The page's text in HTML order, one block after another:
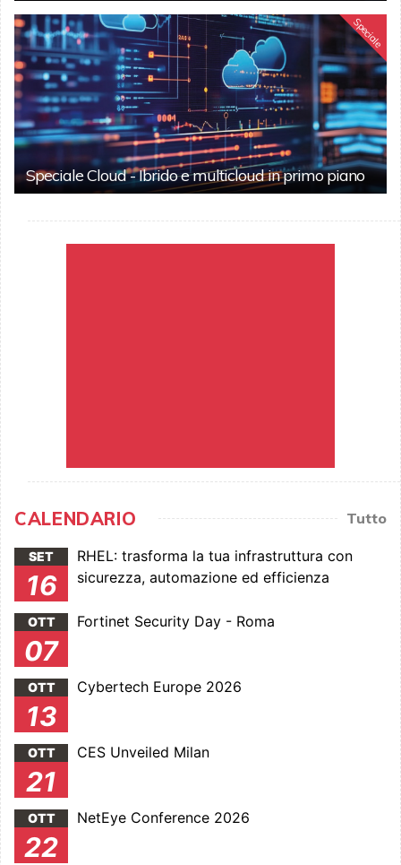
Speciale
Speciale Cloud - Ibrido e multicloud in primo piano
CALENDARIO Tutto
SET
16
RHEL: trasforma la tua infrastruttura con
sicurezza, automazione ed efficienza
OTT
07
Fortinet Security Day - Roma
OTT
13
Cybertech Europe 2026
OTT
21
CES Unveiled Milan
OTT
22
NetEye Conference 2026